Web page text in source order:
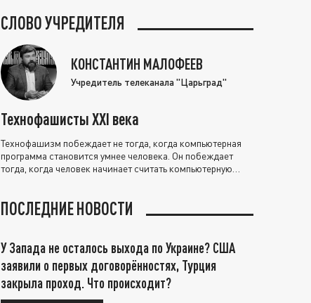
СЛОВО УЧРЕДИТЕЛЯ
КОНСТАНТИН МАЛОФЕЕВ
Учредитель телеканала "Царьград"
Технофашисты XXI века
Технофашизм побеждает не тогда, когда компьютерная
программа становится умнее человека. Он побеждает
тогда, когда человек начинает считать компьютерную
ПОСЛЕДНИЕ НОВОСТИ
У Запада не осталось выхода по Украине? США
заявили о первых договорённостях, Турция
закрыла проход. Что происходит?